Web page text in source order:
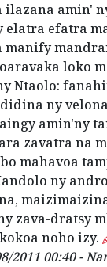
ilazana amin'
efatra
manify
loko
Ntaolo:
ny
amin'ny
zavatra na
mahavoa
ny
zava-dratsy
noho izy.
2011 00:40 -